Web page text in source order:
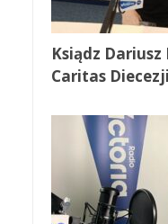
Ksiądz
Caritas